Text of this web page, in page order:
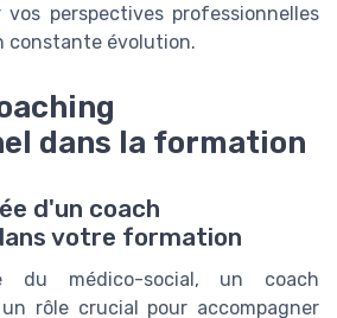
perspectives professionnelles
constante évolution.
dans la formation
d'un coach
votre formation
du médico-social, un coach
rôle crucial pour accompagner